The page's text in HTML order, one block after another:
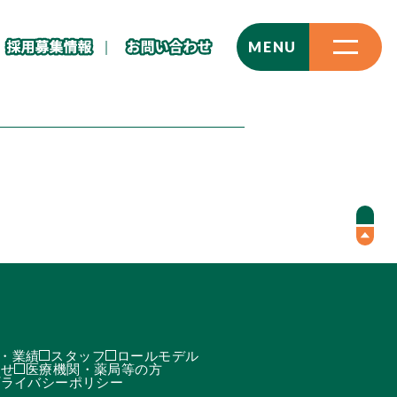
MENU
CLOSE
業績 スタッフ
ロールモデル
医療機関・薬局等の方
イバシーポリシー